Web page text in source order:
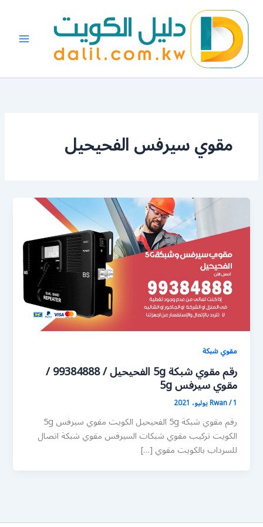
المحتوى
مقوي سيرفس الفحيحيل
مقوي شبكة
رقم مقوي شبكة 5g الفحيحيل / 99384888 /
مقوي سيرفس 5g
Rwan/1 يوليو، 2021
رقم مقوي شبكة 5g الفحيحيل الكويت مقوي سيرفس 5g
الكويت تركيب مقوي شبكات السيرفس مقوي شبكة اتصال
للسرداب بالكويت مقوي […]